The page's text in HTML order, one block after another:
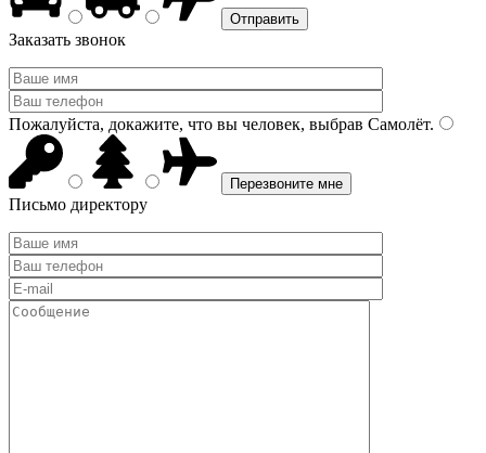
Заказать звонок
Пожалуйста, докажите, что вы человек, выбрав Самолёт.
Письмо директору